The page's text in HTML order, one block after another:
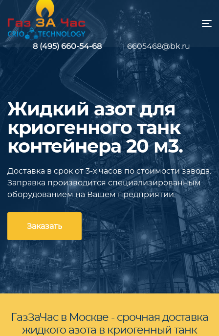
8 (495) 660-54-68 6605468@bk.ru
Жидкий азот для
криогенного танк
контейнера 20 м3.
Доставка в срок от 3-х часов по стоимости завода.
Заправка производится специализированным
оборудованием на Вашем предприятии.
Заказать
ГазЗаЧас в Москве - срочная доставка
жидкого азота в криогенный танк